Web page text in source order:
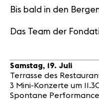
Bis bald in den
Das Team der
Samstag, 19. Juli
Terrasse des
3 Mini-Konzerte um
Spontane